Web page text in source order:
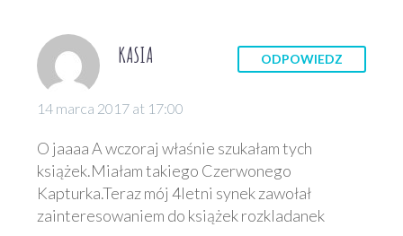
KASIA
14 marca 2017 at 17:00
ODPOWIEDZ
O jaaaa A wczoraj właśnie szukałam tych
książek.Miałam takiego Czerwonego
Kapturka.Teraz mój 4letni synek zawołał
zainteresowaniem do książek rozkladanek